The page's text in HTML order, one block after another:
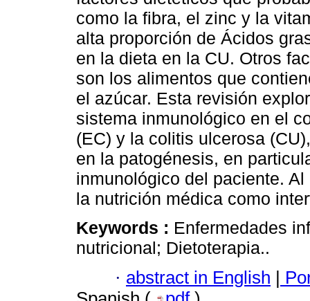
como la fibra, el zinc y la
alta proporción de Ácidos
en la dieta en la CU. Otros
son los alimentos que
el azúcar. Esta revisión
sistema inmunológico en el
(EC) y la colitis ulcerosa
en la patogénesis, en
inmunológico del paciente.
la nutrición médica como
Keywords : Enfermedades
nutricional; Dietoterapia..
· abstract in English |